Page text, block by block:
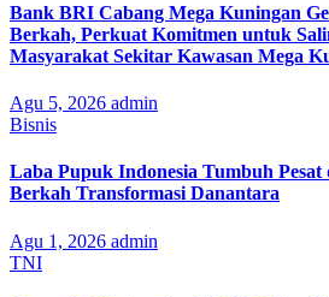
Bank BRI Cabang Mega Kuningan
Berkah, Perkuat Komitmen untuk
Masyarakat Sekitar Kawasan Mega
Agu 5, 2026 admin
Bisnis
Laba Pupuk Indonesia Tumbuh Pesat
Berkah Transformasi Danantara
Agu 1, 2026 admin
TNI